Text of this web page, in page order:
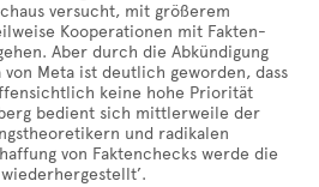
versucht, mit größerem
Kooperationen mit Fakten-
Aber durch die Abkündigung
Meta ist deutlich geworden, dass
keine hohe Priorität
bedient sich mittlerweile der
und radikalen
von Faktenchecks werde die